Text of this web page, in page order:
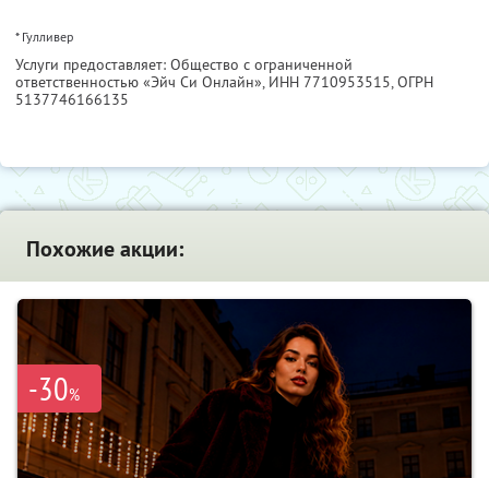
* Гулливер
Услуги предоставляет: Общество с ограниченной
ответственностью «Эйч Си Онлайн», ИНН 7710953515, ОГРН
5137746166135
Похожие акции:
-30%